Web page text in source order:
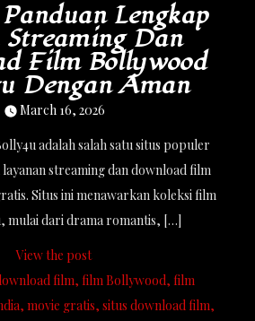
Lengkap
Dan
Film Bollywood
Dengan Aman
March 16, 2026
adalah salah satu situs populer
streaming dan download film
Situs ini menawarkan koleksi film
mulai dari drama romantis, […]
View the post
film film Bollywood film
movie gratis situs download film